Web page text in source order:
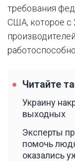
требования
США, которое с
Читайте
Украину
выходных
Эксперты
помочь
оказались